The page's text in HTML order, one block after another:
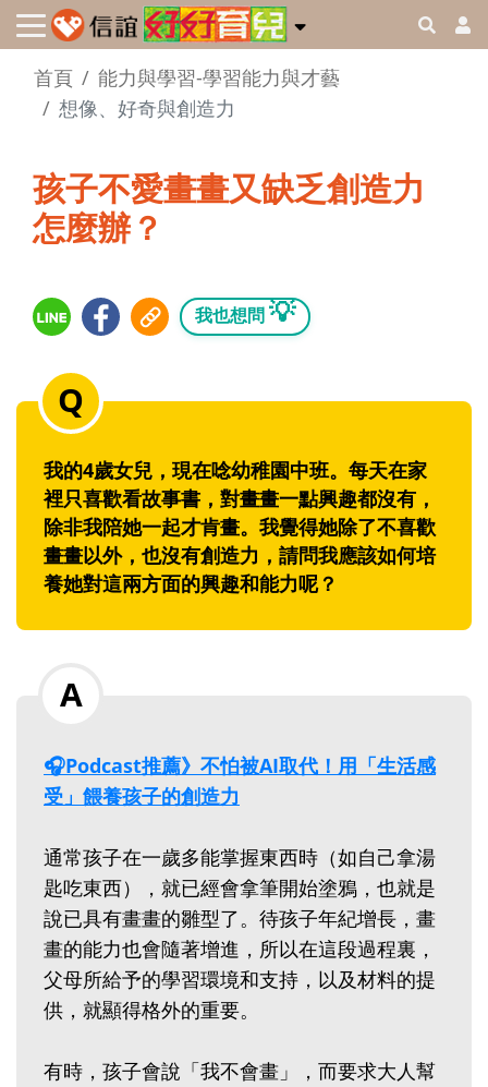
首頁
能力與學習-學習能力與才藝
想像、好奇與創造力
孩子不愛畫畫又缺乏創造力
怎麼辦？
我也想問 💡
我的4歲女兒，現在唸幼稚園中班。每天在家
裡只喜歡看故事書，對畫畫一點興趣都沒有，
除非我陪她一起才肯畫。我覺得她除了不喜歡
畫畫以外，也沒有創造力，請問我應該如何培
養她對這兩方面的興趣和能力呢？
🎧Podcast推薦》不怕被AI取代！用「生活感
受」餵養孩子的創造力
通常孩子在一歲多能掌握東西時（如自己拿湯
匙吃東西），就已經會拿筆開始塗鴉，也就是
說已具有畫畫的雛型了。待孩子年紀增長，畫
畫的能力也會隨著增進，所以在這段過程裏，
父母所給予的學習環境和支持，以及材料的提
供，就顯得格外的重要。
有時，孩子會說「我不會畫」，而要求大人幫